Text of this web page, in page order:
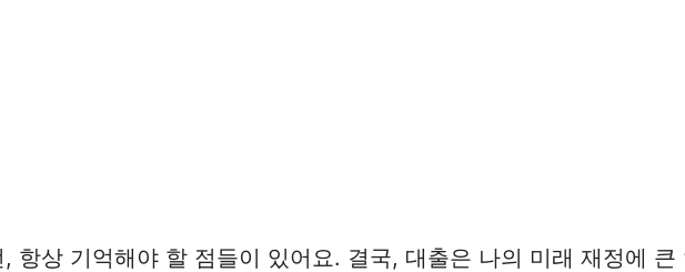
항상 기억해야 할 점들이 있어요. 결국, 대출은 나의 미래 재정에